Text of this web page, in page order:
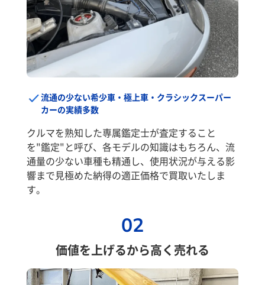
流通の少ない希少車・極上車・クラシックスーパー
カーの実績多数
クルマを熟知した専属鑑定士が査定すること
を"鑑定"と呼び、各モデルの知識はもちろん、流
通量の少ない車種も精通し、使用状況が与える影
響まで見極めた納得の適正価格で買取いたしま
す。
02
価値を上げるから高く売れる